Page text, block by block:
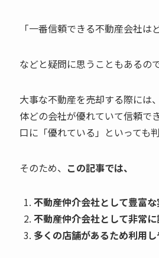
「一番信頼できる不動産会社は
などと疑問に思うこともあるの
大事な不動産を売却する際には
体どの会社が優れていて信頼で
口に「優れている」といっても
そのため、 この記事では、
不動産仲介会社として豊富
不動産仲介会社として非常
多くの店舗があるため利用